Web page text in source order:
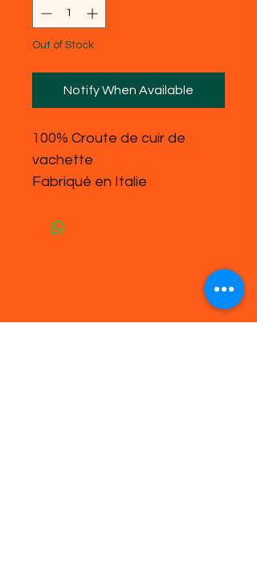
Out of Stock
Notify When Available
100% Croute de cuir de
vachette
Fabriqué en Italie